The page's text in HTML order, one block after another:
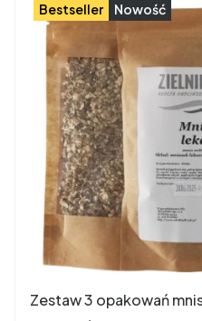
Bestseller Nowość
Zestaw 3 opakowań